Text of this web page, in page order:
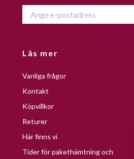
Läs mer
Vanliga frågor
Kontakt
Köpvillkor
Returer
Här finns vi
Tider för pakethämtning och